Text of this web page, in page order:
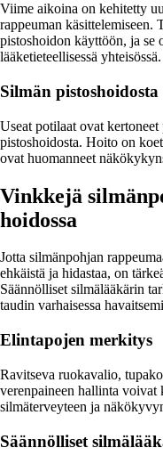
Viime aikoina on kehitetty
rappeuman käsittelemiseen.
pistoshoidon käyttöön, ja se
lääketieteellisessä yhteisössä.
Silmän
Useat potilaat ovat
pistoshoidosta. Hoito on
ovat huomanneet
Vinkkejä
hoidossa
Jotta silmänpohjan
ehkäistä ja hidastaa, on
Säännölliset silmälääkärin
taudin varhaisessa
Elintapojen merkitys
Ravitseva ruokavalio,
verenpaineen hallinta
silmäterveyteen ja
Säännölliset